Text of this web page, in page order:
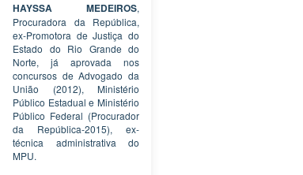
HAYSSA MEDEIROS,
Procuradora da República,
ex-Promotora de Justiça do
Estado do Rio Grande do
Norte, já aprovada nos
concursos de Advogado da
União (2012), Ministério
Público Estadual e Ministério
Público Federal (Procurador
da República-2015), ex-
técnica administrativa do
MPU.